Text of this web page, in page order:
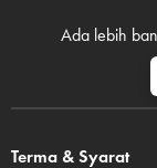
Ada lebih
Terma & Syarat